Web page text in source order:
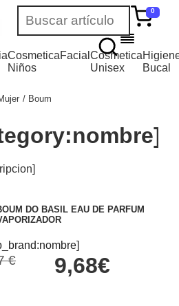
0
Cosmetica
Niños
FacialCosmetica
Unisex
Bucal
Boum
DO BASIL EAU DE PARFUM
€ 9,68€